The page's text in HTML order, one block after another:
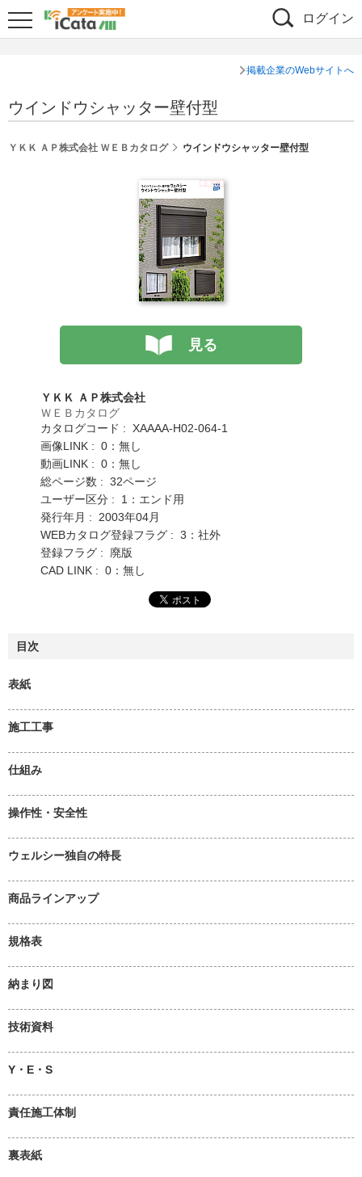
ログイン
掲載企業のWebサイトへ
ウインドウシャッター壁付型
ＹＫＫ ＡＰ株式会社 ＷＥＢカタログ ウインドウシャッター壁付型
見る
ＹＫＫ ＡＰ株式会社
ＷＥＢカタログ
カタログコード : XAAAA-H02-064-1
画像LINK : 0：無し
動画LINK : 0：無し
総ページ数 : 32ページ
ユーザー区分 : 1：エンド用
発行年月 : 2003年04月
WEBカタログ登録フラグ : 3：社外
登録フラグ : 廃版
CAD LINK : 0：無し
目次
表紙
施工工事
仕組み
操作性・安全性
ウェルシー独自の特長
商品ラインアップ
規格表
納まり図
技術資料
Y・E・S
責任施工体制
裏表紙